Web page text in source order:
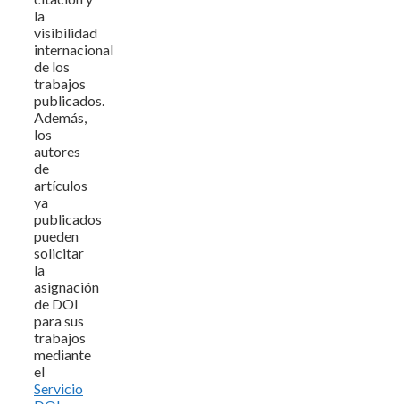
la
visibilidad
internacional
de los
trabajos
publicados.
Además,
los
autores
de
artículos
ya
publicados
pueden
solicitar
la
asignación
de DOI
para sus
trabajos
mediante
el
Servicio